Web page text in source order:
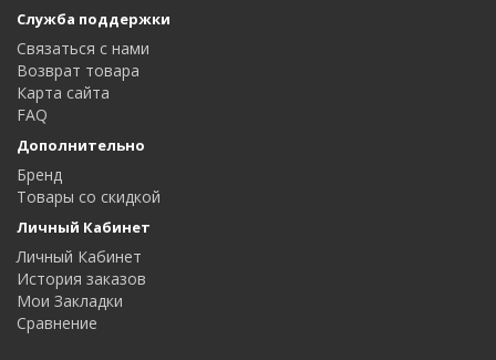
Служба поддержки
Связаться с нами
Возврат товара
Карта сайта
FAQ
Дополнительно
Бренд
Товары со скидкой
Личный Кабинет
Личный Кабинет
История заказов
Мои Закладки
Сравнение